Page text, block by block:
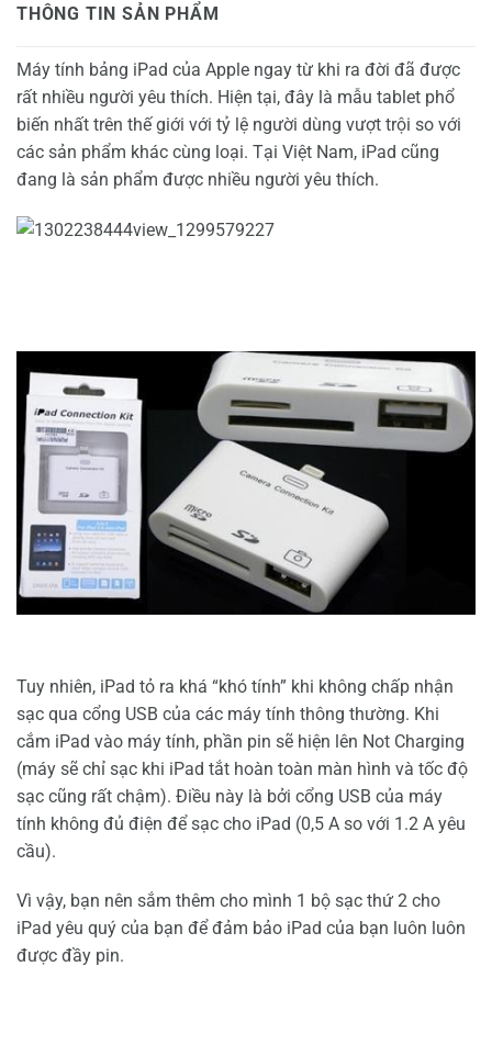
THÔNG TIN SẢN PHẨM
Máy tính bảng iPad của Apple ngay từ khi ra đời đã được
rất nhiều người yêu thích. Hiện tại, đây là mẫu tablet phổ
biến nhất trên thế giới với tỷ lệ người dùng vượt trội so với
các sản phẩm khác cùng loại. Tại Việt Nam, iPad cũng
đang là sản phẩm được nhiều người yêu thích.
Tuy nhiên, iPad tỏ ra khá “khó tính” khi không chấp nhận
sạc qua cổng USB của các máy tính thông thường. Khi
cắm iPad vào máy tính, phần pin sẽ hiện lên Not Charging
(máy sẽ chỉ sạc khi iPad tắt hoàn toàn màn hình và tốc độ
sạc cũng rất chậm). Điều này là bởi cổng USB của máy
tính không đủ điện để sạc cho iPad (0,5 A so với 1.2 A yêu
cầu).
Vì vậy, bạn nên sắm thêm cho mình 1 bộ sạc thứ 2 cho
iPad yêu quý của bạn để đảm bảo iPad của bạn luôn luôn
được đầy pin.